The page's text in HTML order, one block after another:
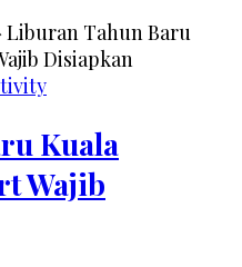
Liburan Tahun Baru
Disiapkan
Kuala
Wajib